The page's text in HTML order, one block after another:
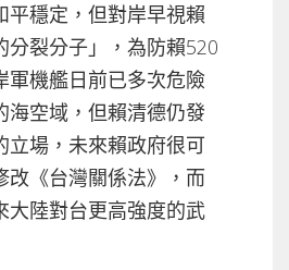
平穩定，但對岸早視賴
分裂分子」，為防賴520
軍機艦日前已多次危險
海空域，但賴清德仍發
立場，未來賴政府很可
改《台灣關係法》，而
大陸對台更高強度的武